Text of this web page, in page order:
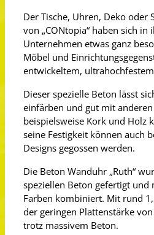
Der Tische, Uhren, Deko oder
von „CONtopia“ haben sich in
Unternehmen etwas ganz
Möbel und
entwickeltem,
Dieser spezielle Beton lässt
einfärben und gut mit
beispielsweise Kork und Holz
seine Festigkeit können auch
Designs gegossen werden.
Die Beton Wanduhr „Ruth“
speziellen Beton gefertigt und
Farben kombiniert. Mit rund
der geringen Plattenstärke
trotz massivem Beton.